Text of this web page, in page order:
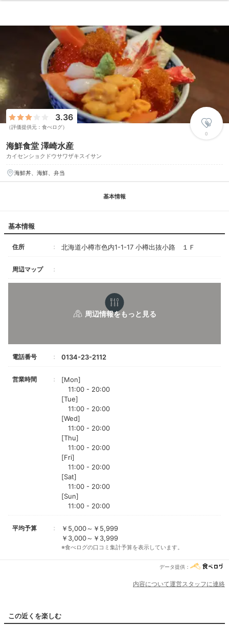
海鮮食堂 澤崎水産
カイセンショクドウサワザキスイサン
3.36
（評価提供元：食べログ）
0
海鮮丼、海鮮、弁当
基本情報
基本情報
住所 北海道小樽市色内1-1-17 小樽出抜小路 １Ｆ
周辺マップ
電話番号 0134-23-2112
営業時間
[Mon]
11:00 - 20:00
[Tue]
11:00 - 20:00
[Wed]
11:00 - 20:00
[Thu]
11:00 - 20:00
[Fri]
11:00 - 20:00
[Sat]
11:00 - 20:00
[Sun]
11:00 - 20:00
平均予算
￥5,000～￥5,999
￥3,000～￥3,999
※食べログの口コミ集計予算を表示しています。
データ提供：
内容について運営スタッフに連絡
この近くを楽しむ